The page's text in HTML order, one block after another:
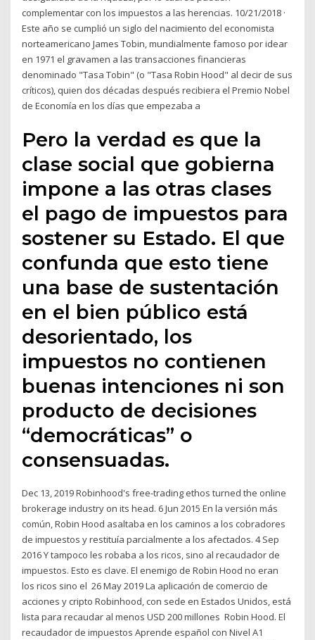
complementar con los impuestos a las herencias. 10/21/2018 ·
Este año se cumplió un siglo del nacimiento del economista
norteamericano James Tobin, mundialmente famoso por idear
en 1971 el gravamen a las transacciones financieras
denominado "Tasa Tobin" (o "Tasa Robin Hood" al decir de sus
críticos), quien dos décadas después recibiera el Premio Nobel
de Economía en los días que empezaba a
Pero la verdad es que la
clase social que gobierna
impone a las otras clases
el pago de impuestos para
sostener su Estado. El que
confunda que esto tiene
una base de sustentación
en el bien público está
desorientado, los
impuestos no contienen
buenas intenciones ni son
producto de decisiones
“democráticas” o
consensuadas.
Dec 13, 2019 Robinhood's free-trading ethos turned the online
brokerage industry on its head. 6 Jun 2015 En la versión más
común, Robin Hood asaltaba en los caminos a los cobradores
de impuestos y restituía parcialmente a los afectados. 4 Sep
2016 Y tampoco les robaba a los ricos, sino al recaudador de
impuestos. Esto es clave. El enemigo de Robin Hood no eran
los ricos sino el 26 May 2019 La aplicación de comercio de
acciones y cripto Robinhood, con sede en Estados Unidos, está
lista para recaudar al menos USD 200 millones Robin Hood. El
recaudador de impuestos Aprende español con Nivel A1